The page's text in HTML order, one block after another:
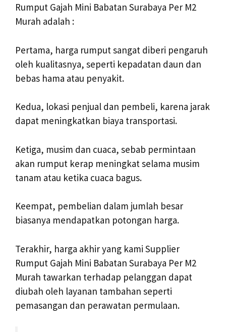
Rumput Gajah Mini Babatan Surabaya Per M2
Murah adalah :
Pertama, harga rumput sangat diberi pengaruh
oleh kualitasnya, seperti kepadatan daun dan
bebas hama atau penyakit.
Kedua, lokasi penjual dan pembeli, karena jarak
dapat meningkatkan biaya transportasi.
Ketiga, musim dan cuaca, sebab permintaan
akan rumput kerap meningkat selama musim
tanam atau ketika cuaca bagus.
Keempat, pembelian dalam jumlah besar
biasanya mendapatkan potongan harga.
Terakhir, harga akhir yang kami Supplier
Rumput Gajah Mini Babatan Surabaya Per M2
Murah tawarkan terhadap pelanggan dapat
diubah oleh layanan tambahan seperti
pemasangan dan perawatan permulaan.